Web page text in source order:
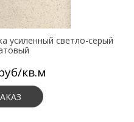
усиленный светло-серый
кв.м